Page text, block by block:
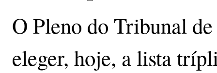
O Pleno do Tribunal
eleger, hoje, a lista